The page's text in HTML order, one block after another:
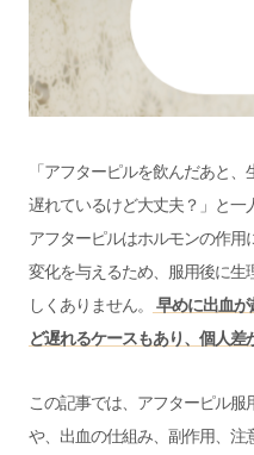
「アフターピルを飲んだあと
遅れているけど大丈夫？」と一
アフターピルはホルモンの作
変化を与えるため、服用後に生
しくありません。
早めに出血
ど遅れるケースもあり、個人差
この記事では、アフターピル
や、出血の仕組み、副作用、注